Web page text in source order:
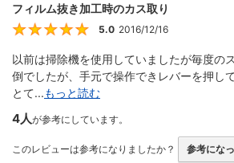
フィルム抜き加工時のカス取り
5.0 2016/12/16
以前は掃除機を使用していましたが毎度の
倒でしたが、手元で操作できレバーを押し
とて...もっと読む
4人が参考にしています。
このレビューは参考になりましたか？ 参考にな